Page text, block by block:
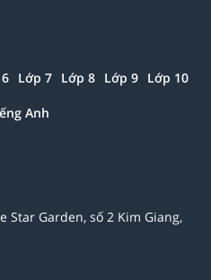
Lớp 7 Lớp 8 Lớp 9 Lớp 10
Anh
Star Garden, số 2 Kim Giang,